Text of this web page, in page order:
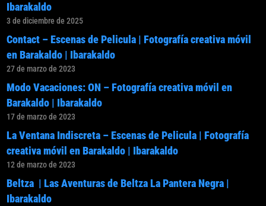
Ibarakaldo
3 de diciembre de 2025
Contact – Escenas de Pelicula | Fotografía creativa móvil
en Barakaldo | Ibarakaldo
27 de marzo de 2023
Modo Vacaciones: ON – Fotografía creativa móvil en
Barakaldo | Ibarakaldo
17 de marzo de 2023
La Ventana Indiscreta – Escenas de Pelicula | Fotografía
creativa móvil en Barakaldo | Ibarakaldo
12 de marzo de 2023
Beltza | Las Aventuras de Beltza La Pantera Negra |
Ibarakaldo